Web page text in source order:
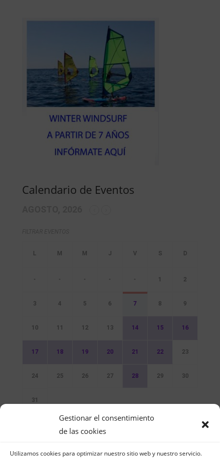
Gestionar el consentimiento
de las cookies
Utilizamos cookies para optimizar nuestro sitio web y nuestro servicio.
Calendario de Eventos
- - - - - 1 2
3 4 5 6 7 8 9
10 11 12 13 14 15 16
17 18 19 20 21 22 23
24 25 26 27 28 29 30
31
Sin Eventos